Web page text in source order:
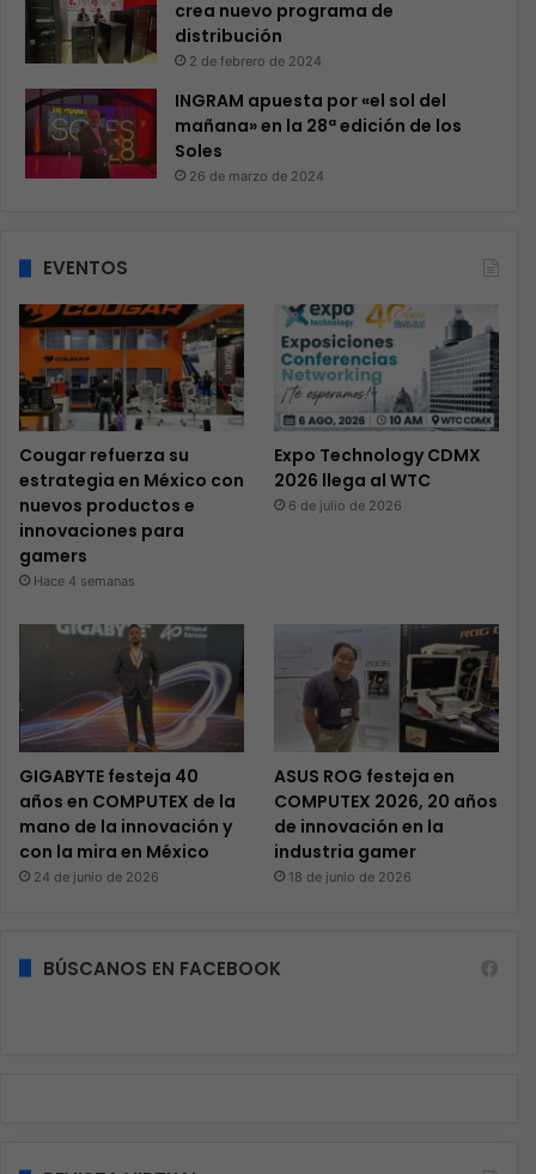
crea nuevo programa de
distribución
2 de febrero de 2024
INGRAM apuesta por «el sol del
mañana» en la 28ª edición de los
Soles
26 de marzo de 2024
EVENTOS
Cougar refuerza su
estrategia en México con
nuevos productos e
innovaciones para
gamers
Hace 4 semanas
Expo Technology CDMX
2026 llega al WTC
6 de julio de 2026
GIGABYTE festeja 40
años en COMPUTEX de la
mano de la innovación y
con la mira en México
24 de junio de 2026
ASUS ROG festeja en
COMPUTEX 2026, 20 años
de innovación en la
industria gamer
18 de junio de 2026
BÚSCANOS EN FACEBOOK